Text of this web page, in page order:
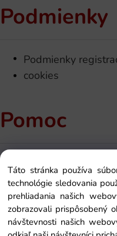
Podmienky
Podmienky
cookies
Pomoc
Kontakt
Ako si objednať
O nás
Zakaznícka sekcia
Táto stránka používa
technológie sledovania
prehliadania našich
zobrazovali prispôsobený
návštevnosti našich